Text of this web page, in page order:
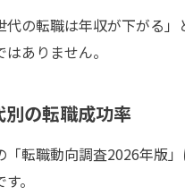
の転職は年収が下がる
ありません。
の転職成功率
転職動向調査2026年版
。